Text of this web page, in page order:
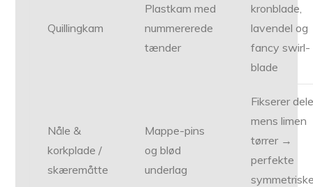
Quillingkam
Plastkam med
nummererede
tænder
kronblade,
lavendel og
fancy swirl-
blade
Nåle &
korkplade /
skæremåtte
Mappe-pins
og blød
underlag
Fikserer
mens limen
tørrer →
perfekte